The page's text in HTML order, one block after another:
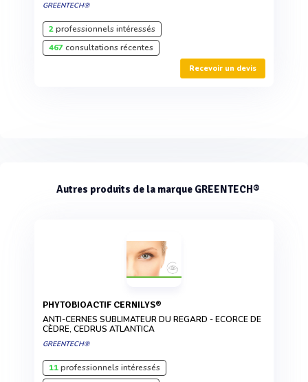
GREENTECH®
2professionnels intéressés
467consultations récentes
Recevoir un devis
Autres produits de la marque GREENTECH®
PHYTOBIOACTIF CERNILYS®
ANTI-CERNES SUBLIMATEUR DU REGARD - ECORCE DE
CÈDRE, CEDRUS ATLANTICA
GREENTECH®
11professionnels intéressés